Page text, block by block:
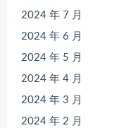
2024 年 7 月
2024 年 6 月
2024 年 5 月
2024 年 4 月
2024 年 3 月
2024 年 2 月